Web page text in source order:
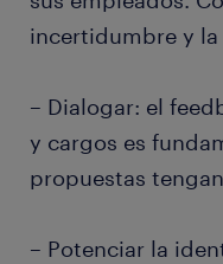
incertidumbre y
– Dialogar: el
y cargos es
propuestas
– Potenciar la